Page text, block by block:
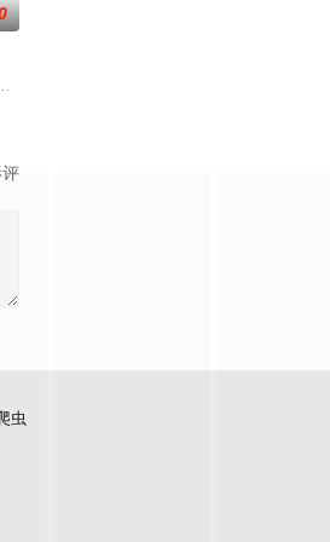
留宿，却陷入更恐怖的诡异事件
世界疫情。但他们很快意识到，他们必须面
虫